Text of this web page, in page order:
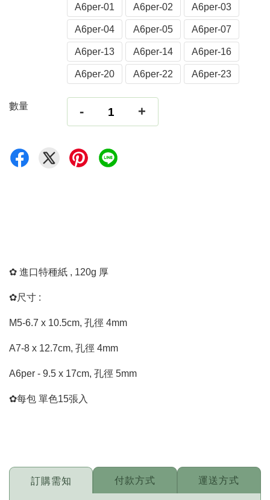
A6per-01 A6per-02 A6per-03
A6per-04 A6per-05 A6per-07
A6per-13 A6per-14 A6per-16
A6per-20 A6per-22 A6per-23
數量 - +
✿ 進口特種紙 , 120g 厚
✿尺寸 :
M5-6.7 x 10.5cm, 孔徑 4mm
A7-8 x 12.7cm, 孔徑 4mm
A6per - 9.5 x 17cm, 孔徑 5mm
✿每包 單色15張入
訂購需知 付款方式 運送方式